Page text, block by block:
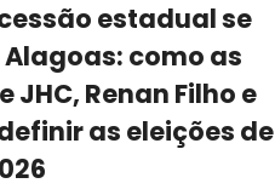
estadual se
como as
Renan Filho e
as eleições de